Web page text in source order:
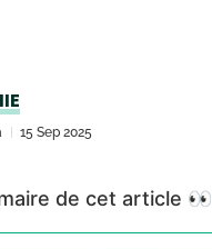
15 Sep 2025
de cet article 👀